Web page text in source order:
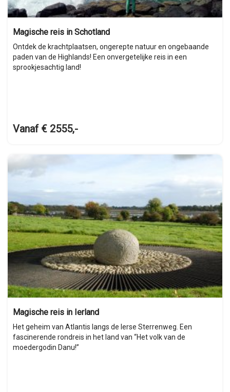
Magische reis in Schotland
Ontdek de krachtplaatsen, ongerepte natuur en ongebaande
paden van de Highlands! Een onvergetelijke reis in een
sprookjesachtig land!
Vanaf € 2555,-
Magische reis in Ierland
Het geheim van Atlantis langs de Ierse Sterrenweg. Een
fascinerende rondreis in het land van “Het volk van de
moedergodin Danu!”